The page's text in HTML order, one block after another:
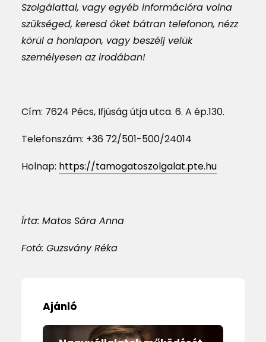
Szolgálattal, vagy egyéb információra volna
szükséged, keresd őket bátran telefonon, nézz
körül a honlapon, vagy beszélj velük
személyesen az irodában!
Cím: 7624 Pécs, Ifjúság útja utca. 6. A ép.130.
Telefonszám: +36 72/501-500/24014
Holnap: https://tamogatoszolgalat.pte.hu
Írta: Matos Sára Anna
Fotó: Guzsvány Réka
Ajánló